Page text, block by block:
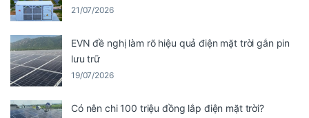
21/07/2026
EVN đề nghị làm rõ hiệu quả điện mặt trời gắn pin
lưu trữ
19/07/2026
Có nên chi 100 triệu đồng lắp điện mặt trời?